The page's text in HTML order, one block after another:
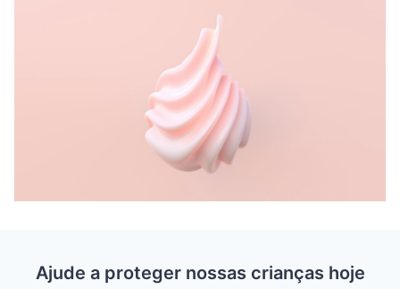
Ajude a proteger nossas crianças hoje